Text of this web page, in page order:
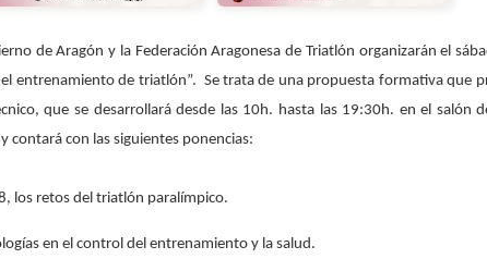
de Aragón y la Federación Aragonesa de Triatlón organizarán el
el entrenamiento de triatlón”. Se trata de una propuesta formativa que
que se desarrollará desde las 10h. hasta las 19:30h. en el salón
contará con las siguientes ponencias:
los retos del triatlón paralímpico.
en el control del entrenamiento y la salud.